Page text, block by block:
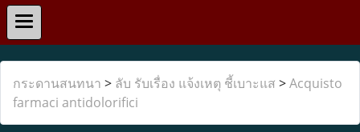
กระดานสนทนา > ลับ รับเรื่อง แจ้งเหตุ ชี้เบาะแส >Acquisto
farmaci antidolorifici